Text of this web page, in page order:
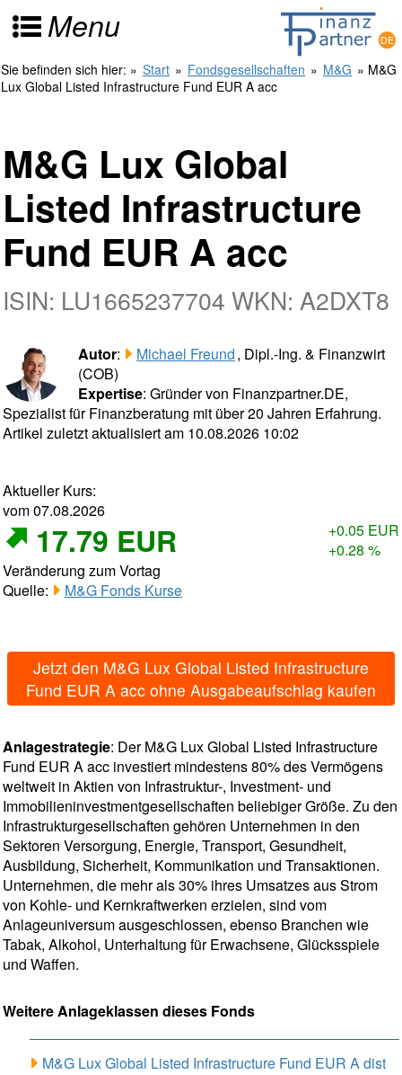
Menu
Sie befinden sich hier: » Start » Fondsgesellschaften » M&G » M&G
Lux Global Listed Infrastructure Fund EUR A acc
M&G Lux Global
Listed Infrastructure
Fund EUR A acc
ISIN: LU1665237704 WKN: A2DXT8
Autor: Michael Freund, Dipl.-Ing. & Finanzwirt
(COB)
Expertise: Gründer von Finanzpartner.DE,
Spezialist für Finanzberatung mit über 20 Jahren Erfahrung.
Artikel zuletzt aktualisiert am 10.08.2026 10:02
Aktueller Kurs:
vom 07.08.2026
17.79 EUR
+0.05 EUR
+0.28 %
Veränderung zum Vortag
Quelle:
M&G Fonds Kurse
Jetzt den M&G Lux Global Listed Infrastructure
Fund EUR A acc ohne Ausgabeaufschlag kaufen
Anlagestrategie: Der M&G Lux Global Listed Infrastructure
Fund EUR A acc investiert mindestens 80% des Vermögens
weltweit in Aktien von Infrastruktur-, Investment- und
Immobilieninvestmentgesellschaften beliebiger Größe. Zu den
Infrastrukturgesellschaften gehören Unternehmen in den
Sektoren Versorgung, Energie, Transport, Gesundheit,
Ausbildung, Sicherheit, Kommunikation und Transaktionen.
Unternehmen, die mehr als 30% ihres Umsatzes aus Strom
von Kohle- und Kernkraftwerken erzielen, sind vom
Anlageuniversum ausgeschlossen, ebenso Branchen wie
Tabak, Alkohol, Unterhaltung für Erwachsene, Glücksspiele
und Waffen.
Weitere Anlageklassen dieses Fonds
M&G Lux Global Listed Infrastructure Fund EUR A dist